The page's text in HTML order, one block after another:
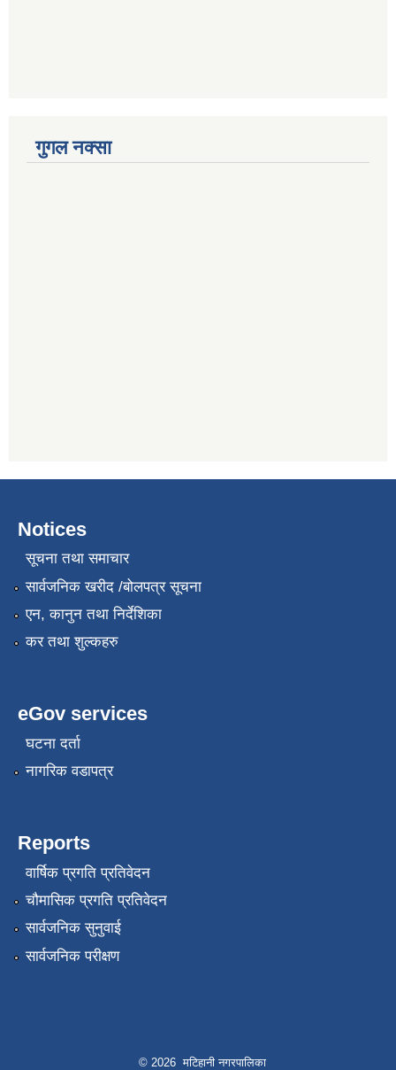
गुगल नक्सा
Notices
सूचना तथा समाचार
सार्वजनिक खरीद /बोलपत्र सूचना
एन, कानुन तथा निर्देशिका
कर तथा शुल्कहरु
eGov services
घटना दर्ता
नागरिक वडापत्र
Reports
वार्षिक प्रगति प्रतिवेदन
चौमासिक प्रगति प्रतिवेदन
सार्वजनिक सुनुवाई
सार्वजनिक परीक्षण
© 2026 मटिहानी नगरपालिका